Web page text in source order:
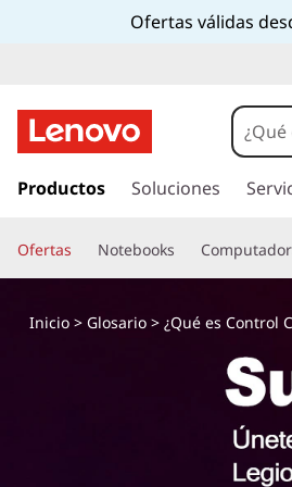
Ofertas válidas
r
c
o
Productos Soluciones
Ofertas Notebooks
Inicio> Glosario> ¿Qué es Control